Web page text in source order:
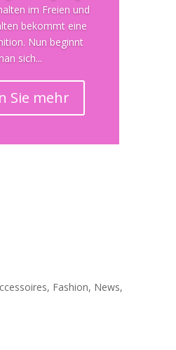
im Freien und
bekommt eine
Nun beginnt
sich...
Sie mehr
, Fashion, News,